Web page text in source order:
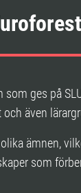
ges på
även
ämnen,
som